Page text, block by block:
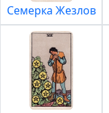
Семерка Жезлов